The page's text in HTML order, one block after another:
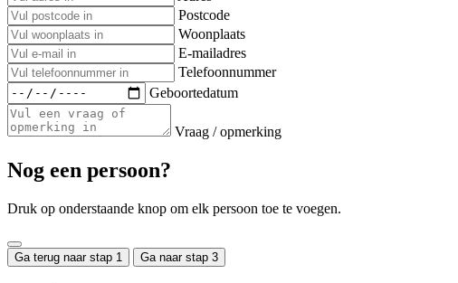
Postcode
Woonplaats
E-mailadres
Telefoonnummer
Geboortedatum
Vraag / opmerking
Nog een persoon?
Druk op onderstaande knop om elk persoon toe te voegen.
Ga terug naar stap 1 Ga naar stap 3